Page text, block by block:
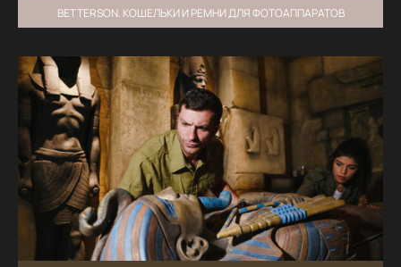
BETTERSON. КОШЕЛЬКИ И РЕМНИ ДЛЯ ФОТОАППАРАТОВ